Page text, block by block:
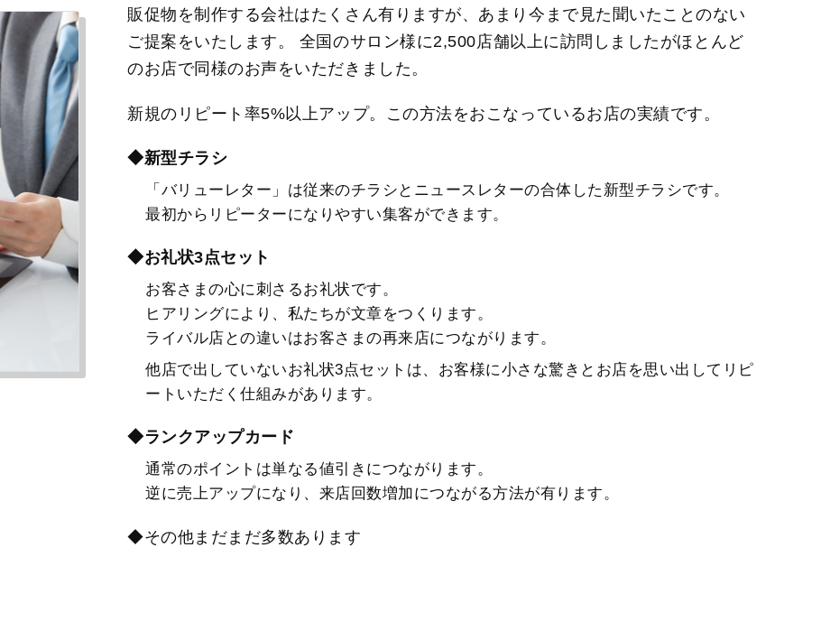
販促物を制作する会社はたくさん有りますが、あまり今まで見た聞いたことのない
ご提案をいたします。 全国のサロン様に2,500店舗以上に訪問しましたがほとんど
のお店で同様のお声をいただきました。
新規のリピート率5%以上アップ。この方法をおこなっているお店の実績です。
◆新型チラシ
「バリューレター」は従来のチラシとニュースレターの合体した新型チラシです。
最初からリピーターになりやすい集客ができます。
◆お礼状3点セット
お客さまの心に刺さるお礼状です。
ヒアリングにより、私たちが文章をつくります。
ライバル店との違いはお客さまの再来店につながります。
他店で出していないお礼状3点セットは、お客様に小さな驚きとお店を思い出してリピ
ートいただく仕組みがあります。
◆ランクアップカード
通常のポイントは単なる値引きにつながります。
逆に売上アップになり、来店回数増加につながる方法が有ります。
◆その他まだまだ多数あります